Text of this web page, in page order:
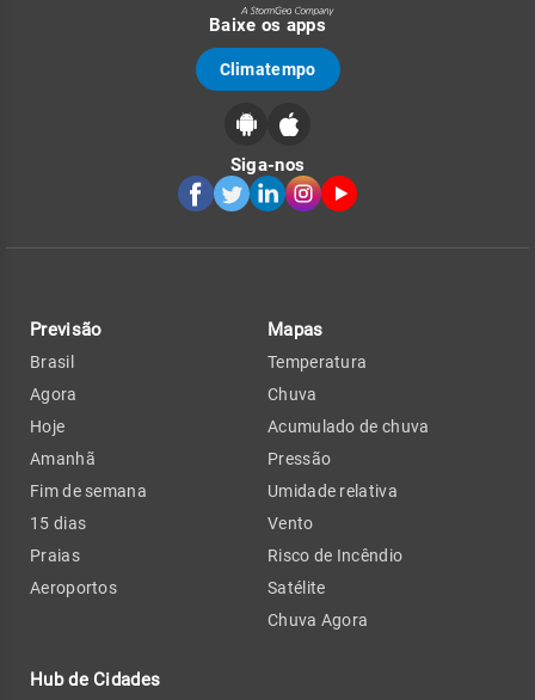
Baixe os apps
Climatempo
Siga-nos
Previsão
Brasil
Agora
Hoje
Amanhã
Fim de semana
15 dias
Praias
Aeroportos
Hub de Cidades
Mapas
Temperatura
Chuva
Acumulado de chuva
Pressão
Umidade relativa
Vento
Risco de Incêndio
Satélite
Chuva Agora